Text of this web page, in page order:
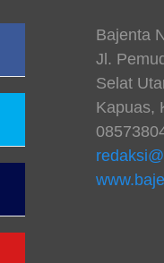
Bajenta
Jl.
Selat
Kapuas,